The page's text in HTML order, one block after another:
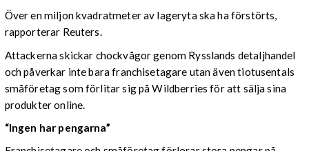
Över en miljon kvadratmeter av lageryta ska ha förstörts,
rapporterar Reuters.
Attackerna skickar chockvågor genom Rysslands detaljhandel
och påverkar inte bara franchisetagare utan även tiotusentals
småföretag som förlitar sig på Wildberries för att sälja sina
produkter online.
“Ingen har pengarna”